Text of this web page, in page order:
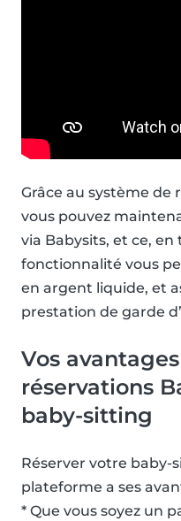
Grâce au système de
vous pouvez
via Babysits, et ce,
fonctionnalité vous
en argent liquide, et
prestation de garde
Vos
réservations
baby-sitting
Réserver votre baby-
plateforme a ses
* Que vous soyez un